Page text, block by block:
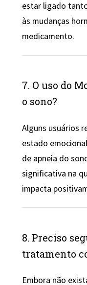
estar ligado
às mudanças
medicamento.
7. O uso do
o sono?
Alguns usuários
estado
de apneia do
significativa na
impacta
8. Preciso
tratamento
Embora não